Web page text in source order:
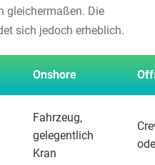
gleichermaßen. Die
sich jedoch erheblich.
Onshore
Fahrzeug,
gelegentlich
Kran